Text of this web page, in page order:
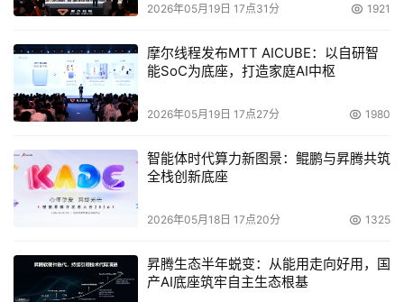
2026年05月19日 17点31分 1921
摩尔线程发布MTT AICUBE：以自研智
能SoC为底座，打造家庭AI中枢
2026年05月19日 17点27分 1980
智能体时代算力新图景：鲲鹏与昇腾共筑
全栈创新底座
2026年05月18日 17点20分 1325
昇腾生态半年蜕变：从能用走向好用，国
产AI底座筑牢自主生态根基